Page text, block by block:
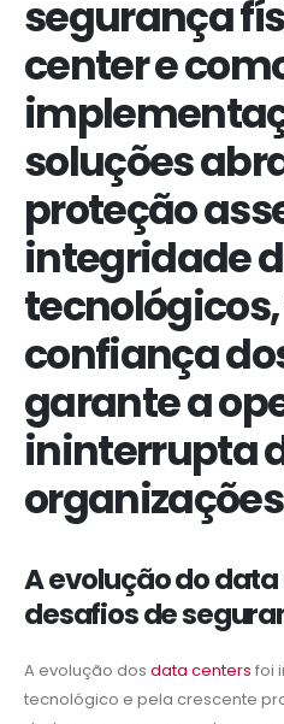
segurança
center e
soluções
proteção
integridade
confiança
garante a
ininterrupta
A evolução do
desafios de
A evolução dos data centers foi
tecnológico e pela crescente